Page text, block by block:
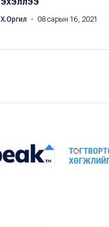
Х.Оргил ・ 08 сарын 16, 2021